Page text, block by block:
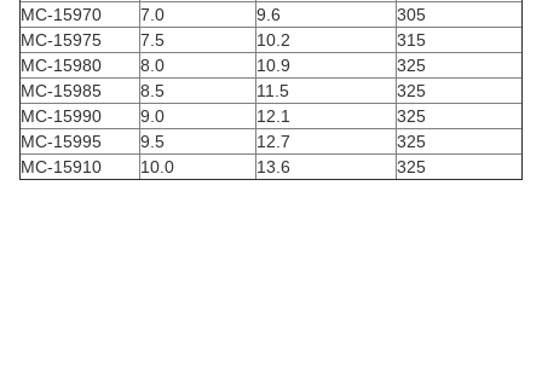
MC-15970
7.0 9.6
305
MC-15975
7.5 10.2
315
MC-15980
8.0 10.9
325
MC-15985
8.5 11.5
325
MC-15990
9.0 12.1
325
MC-15995
9.5 12.7
325
MC-15910
10.0 13.6 325